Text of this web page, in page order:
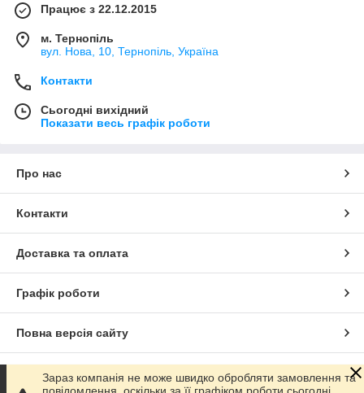
Працює з 22.12.2015
м. Тернопіль
вул. Нова, 10, Тернопіль, Україна
Контакти
Сьогодні вихідний
Показати весь графік роботи
Про нас
Контакти
Доставка та оплата
Графік роботи
Повна версія сайту
Сайт створено на маркетплейсі Prom.ua
Зараз компанія не може швидко обробляти замовлення та